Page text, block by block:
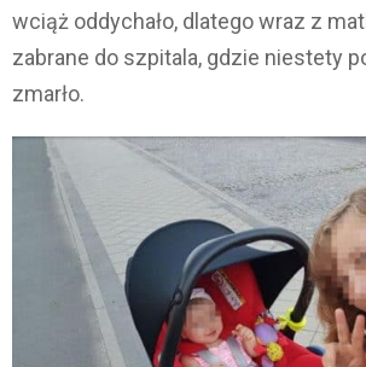
wciąż oddychało, dlatego wraz z
zabrane do szpitala, gdzie niestety
zmarło.